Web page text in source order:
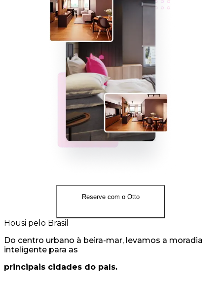
Reserve com o Otto
Housi pelo Brasil
Do centro urbano à beira-mar, levamos a moradia
inteligente para as
principais cidades do país.